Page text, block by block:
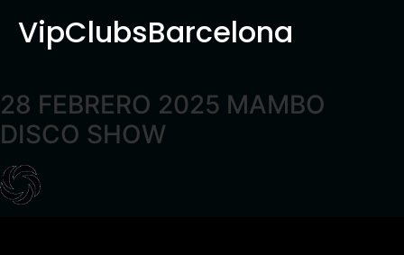
VipClubsBarcelona
28 FEBRERO 2025 MAMBO
DISCO SHOW